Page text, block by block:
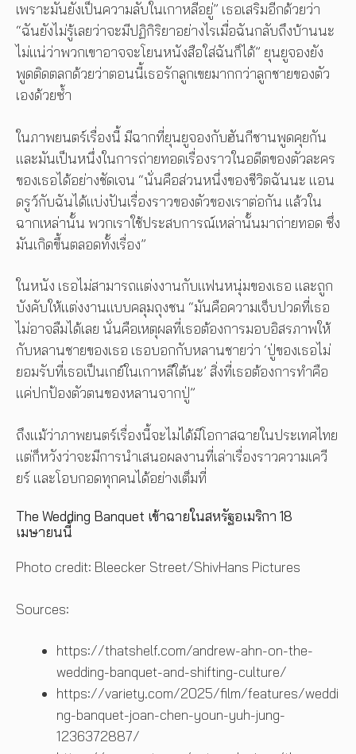
เพราะมันยังเป็นความลับในเกาหลีอยู่” เธอเสริมอีกด้วยว่า
“ฉันยังไม่รู้เลยว่าจะมีปฏิกิริยาอย่างไรเมื่อฉันกลับถึงบ้านนะ
ไม่แน่ว่าพวกเขาอาจจะโยนหนังสือใส่ฉันก็ได้” ยุนยูจองยัง
พูดติดตลกด้วยว่าตอนนี้เธอรักลูกเขยมากกว่าลูกชายของตัว
เองด้วยซ้ำ
ในภาพยนตร์เรื่องนี้ มีฉากที่ยุนยูจองกับฮันกีชานพูดคุยกัน
และมันเป็นหนึ่งในการถ่ายทอดเรื่องราวในอดีตของตัวละคร
ของเธอได้อย่างชัดเจน “นั่นคือส่วนหนึ่งของชีวิตฉันนะ แอน
ดรูว์กับฉันได้แบ่งปันเรื่องราวของตัวของเราต่อกัน แล้วใน
ฉากเหล่านั้น พวกเราใช้ประสบการณ์เหล่านั้นมาถ่ายทอด ซึ่ง
มันเกิดขึ้นตลอดทั้งเรื่อง”
ในหนัง เธอไม่สามารถแต่งงานกับแฟนหนุ่มของเธอ และถูก
บังคับให้แต่งงานแบบคลุมถุงชน “มันคือความเจ็บปวดที่เธอ
ไม่อาจลืมได้เลย นั่นคือเหตุผลที่เธอต้องการมอบอิสรภาพให้
กับหลานชายของเธอ เธอบอกกับหลานชายว่า ‘ปู่ของเธอไม่
ยอมรับที่เธอเป็นเกย์ในเกาหลีใต้นะ’ สิ่งที่เธอต้องการทำคือ
แค่ปกป้องตัวตนของหลานจากปู่”
ถึงแม้ว่าภาพยนตร์เรื่องนี้จะไม่ได้มีโอกาสฉายในประเทศไทย
แต่ก็หวังว่าจะมีการนำเสนอผลงานที่เล่าเรื่องราวความเควี
ยร์ และโอบกอดทุกคนได้อย่างเต็มที่
The Wedding Banquet เข้าฉายในสหรัฐอเมริกา 18
เมษายนนี้
Photo credit: Bleecker Street/ShivHans Pictures
Sources:
https://thatshelf.com/andrew-ahn-on-the-
wedding-banquet-and-shifting-culture/
https://variety.com/2025/film/features/weddi
ng-banquet-joan-chen-youn-yuh-jung-
1236372887/